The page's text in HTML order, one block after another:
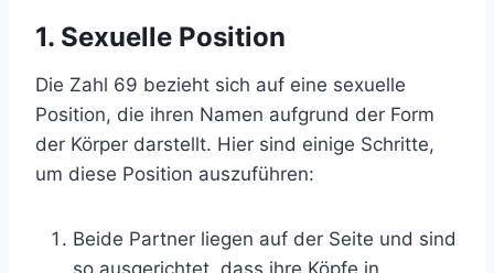
1. Sexuelle Position
Die Zahl 69 bezieht sich auf eine sexuelle
Position, die ihren Namen aufgrund der Form
der Körper darstellt. Hier sind einige Schritte,
um diese Position auszuführen:
Beide Partner liegen auf der Seite und sind
so ausgerichtet, dass ihre Köpfe in